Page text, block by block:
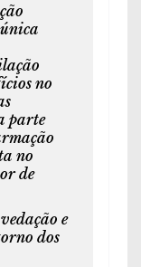
no
parte
no
de
e
dos